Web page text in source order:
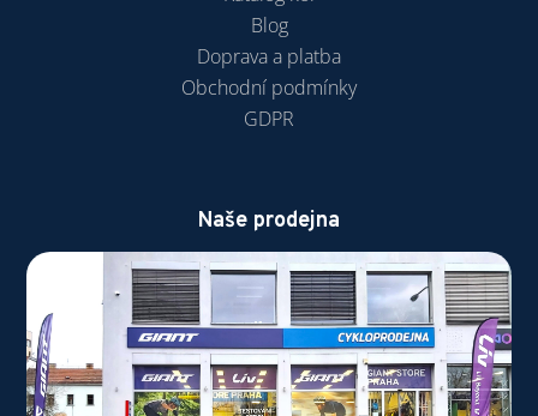
Blog
Doprava a platba
Obchodní podmínky
GDPR
Naše prodejna